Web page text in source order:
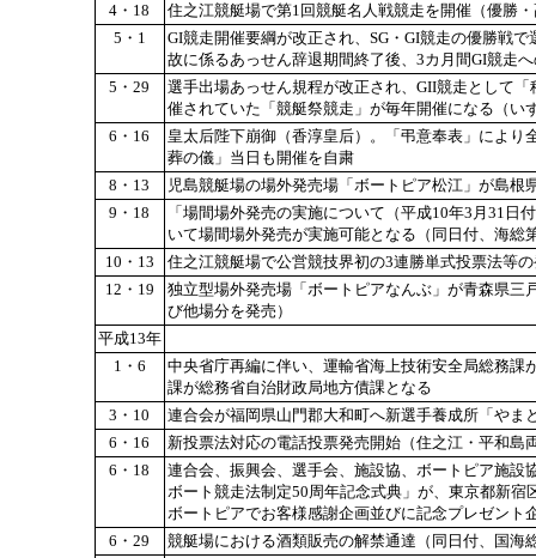
4・18
住之江競艇場で第1回競艇名人戦競走を開催（優勝
5・1
GI競走開催要綱が改正され、SG・GI競走の優勝戦
故に係るあっせん辞退期間終了後、3カ月間GI競走
5・29
選手出場あっせん規程が改正され、GII競走として
催されていた「競艇祭競走」が毎年開催になる（い
6・16
皇太后陛下崩御（香淳皇后）。「弔意奉表」によ
葬の儀」当日も開催を自粛
8・13
児島競艇場の場外発売場「ボートピア松江」が島根
9・18
「場間場外発売の実施について（平成10年3月31日
いて場間場外発売が実施可能となる（同日付、海総
10・13
住之江競艇場で公営競技界初の3連勝単式投票法等
12・19
独立型場外発売場「ボートピアなんぶ」が青森県
び他場分を発売）
平成13年
1・6
中央省庁再編に伴い、運輸省海上技術安全局総務
課が総務省自治財政局地方債課となる
3・10
連合会が福岡県山門郡大和町へ新選手養成所「やま
6・16
新投票法対応の電話投票発売開始（住之江・平和島
6・18
連合会、振興会、選手会、施設協、ボートピア施
ボート競走法制定50周年記念式典」が、東京都新
ボートピアでお客様感謝企画並びに記念プレゼント
6・29
競艇場における酒類販売の解禁通達（同日付、国海